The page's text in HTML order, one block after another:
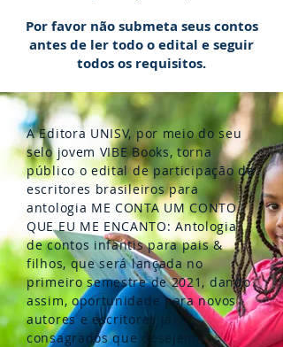
Por favor não submeta seus contos
antes de ler todo o edital e seguir
todos os requisitos.
A Editora UNISV, por meio do seu
selo jovem VIBE Books, torna
público o edital de participação de
escritores brasileiros para
antologia ME CONTA UM CONTO
QUE EU ME ENCANTO: Antologia
de contos infantis para pais &
filhos, que será lançada no
primeiro semestre de 2021, dando
assim, oportunidade para novos
autores e escritores já
consagrados que desejem